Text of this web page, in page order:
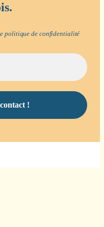
politique de confidentialité